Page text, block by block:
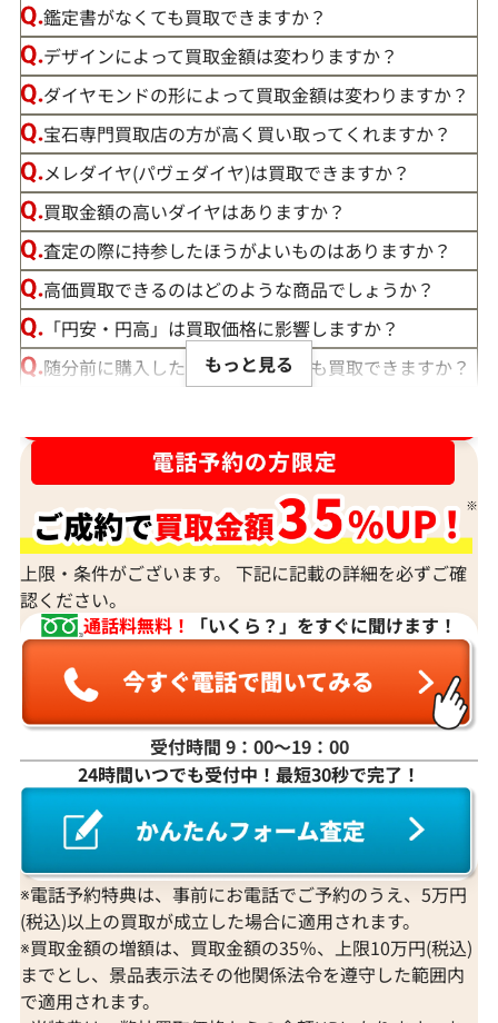
鑑定書がなくても買取できますか？
デザインによって買取金額は変わりますか？
ダイヤモンドの形によって買取金額は変わりますか？
宝石専門買取店の方が高く買い取ってくれますか？
メレダイヤ(パヴェダイヤ)は買取できますか？
買取金額の高いダイヤはありますか？
査定の際に持参したほうがよいものはありますか？
高価買取できるのはどのような商品でしょうか？
「円安・円高」は買取価格に影響しますか？
随分前に購入したダイヤモンドでも買取できますか？
宝石の大きさは買取価格に影響する？
ダイヤモンドの買取価格には、どんなことが影響しま
すか？
身分証明書がなぜ必要？
もっと見る
上限・条件がございます。 下記に記載の詳細を必ずご確
認ください。
通話料無料！
「いくら？」をすぐに聞けます！
受付時間 9：00〜19：00
24時間いつでも受付中！最短30秒で完了！
※電話予約特典は、事前にお電話でご予約のうえ、5万円
(税込)以上の買取が成立した場合に適用されます。
※買取金額の増額は、買取金額の35％、上限10万円(税込)
までとし、景品表示法その他関係法令を遵守した範囲内
で適用されます。